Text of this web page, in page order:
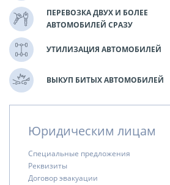
ПЕРЕВОЗКА ДВУХ И БОЛЕЕ
АВТОМОБИЛЕЙ СРАЗУ
УТИЛИЗАЦИЯ АВТОМОБИЛЕЙ
ВЫКУП БИТЫХ АВТОМОБИЛЕЙ
Юридическим лицам
Специальные предложения
Реквизиты
Договор эвакуации